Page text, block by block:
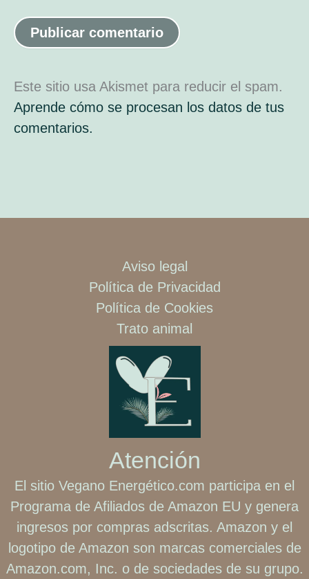
Este sitio usa Akismet para reducir el spam.
Aprende cómo se procesan los datos de tus
comentarios.
Aviso legal
Política de Privacidad
Política de Cookies
Trato animal
Atención
El sitio Vegano Energético.com participa en el
Programa de Afiliados de Amazon EU y genera
ingresos por compras adscritas. Amazon y el
logotipo de Amazon son marcas comerciales de
Amazon.com, Inc. o de sociedades de su grupo.